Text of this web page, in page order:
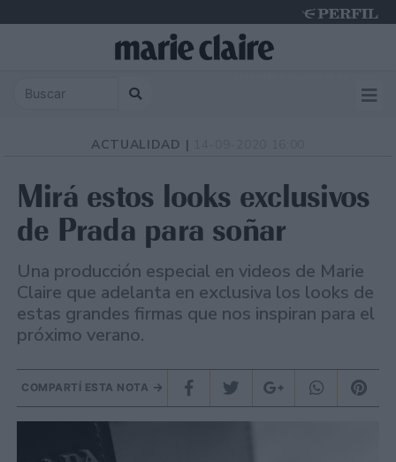
ACTUALIDAD |
Mirá estos looks exclusivos
de Prada para soñar
Una producción especial en videos de Marie
Claire que adelanta en exclusiva los looks de
estas grandes firmas que nos inspiran para el
próximo verano.
COMPARTÍ ESTA NOTA